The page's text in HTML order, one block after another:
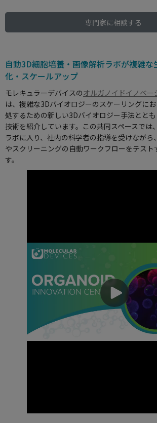
専門家に相談する
自動3D細胞培養・画像解析ラボが複雑な
化・スケールアップ
モレキュラーデバイスのオルガノイドイノベー
は、複雑な3Dバイオロジーのスケーリングに
処するための新しい3Dバイオロジー手法とと
技術を紹介しています。この共同スペースでは
ラボに入り、社内の科学者の指導を受けながら
やスクリーニングの自動ワークフローをテスト
す。